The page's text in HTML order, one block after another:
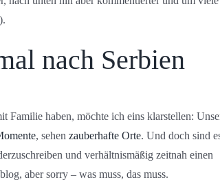
nach Serbien
Familie haben, möchte ich eins klarstellen:
, sehen zauberhafte Orte. Und doch sind
und verhältnismäßig zeitnah einen
aber sorry – was muss, das muss.